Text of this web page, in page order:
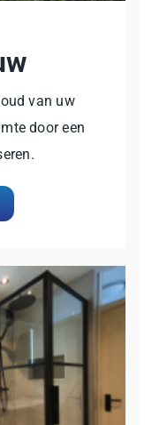
van uw
door een